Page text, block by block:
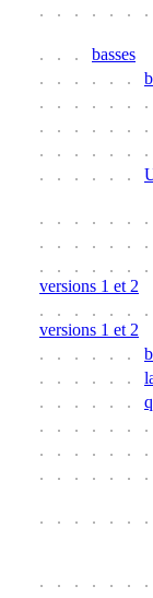
. . . . . .
. . . basses
. . . . . .
. . . . . .
. . . . . .
. . . . . .
. . . . . .
. . . . . .
. . . . . .
. . . . . .
versions 1 et 2
. . . . . .
versions 1 et 2
. . . . . .
. . . . . .
. . . . . .
. . . . . .
. . . . . .
. . . . . .
. . . . . .
. . . . . .